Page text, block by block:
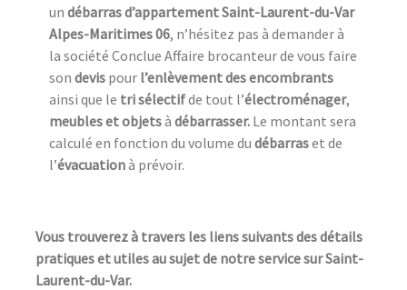
un débarras d’appartement Saint-Laurent-du-Var
Alpes-Maritimes 06, n’hésitez pas à demander à
la société Conclue Affaire brocanteur de vous faire
son devis pour l’enlèvement des encombrants
ainsi que le tri sélectifde tout l’électroménager,
meubles et objetsà débarrasser. Le montant sera
calculé en fonction du volume du débarraset de
l’évacuationà prévoir.
Vous trouverez à travers les liens suivants des détails
pratiques et utiles au sujet de notre service sur Saint-
Laurent-du-Var.